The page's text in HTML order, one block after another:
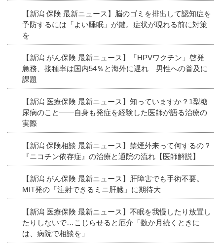
【新潟 保険 最新ニュース】脳のゴミを排出して認知症を
予防するには「よい睡眠」が鍵。症状が現れる前に対策
を
【新潟 がん保険 最新ニュース】「HPVワクチン」啓発
急務、接種率は国内54％と海外に遅れ 男性への普及に
課題
【新潟 医療保険 最新ニュース】知っていますか？1型糖
尿病のこと――自身も発症を経験した医師が語る治療の
実際
【新潟 保険相談 最新ニュース】禁煙外来って何するの？
『ニコチン依存症』の治療と通院の流れ【医師解説】
【新潟 がん保険 最新ニュース】肝障害でも手術不要。
MIT発の「注射できるミニ肝臓」に期待大
【新潟 医療保険 最新ニュース】不眠を我慢したり放置し
たりしないで…こじらせると厄介「数か月続くときに
は、病院で相談を」